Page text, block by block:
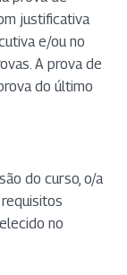
justificativa
e/ou no
A prova de
do último
do curso, o/a
no